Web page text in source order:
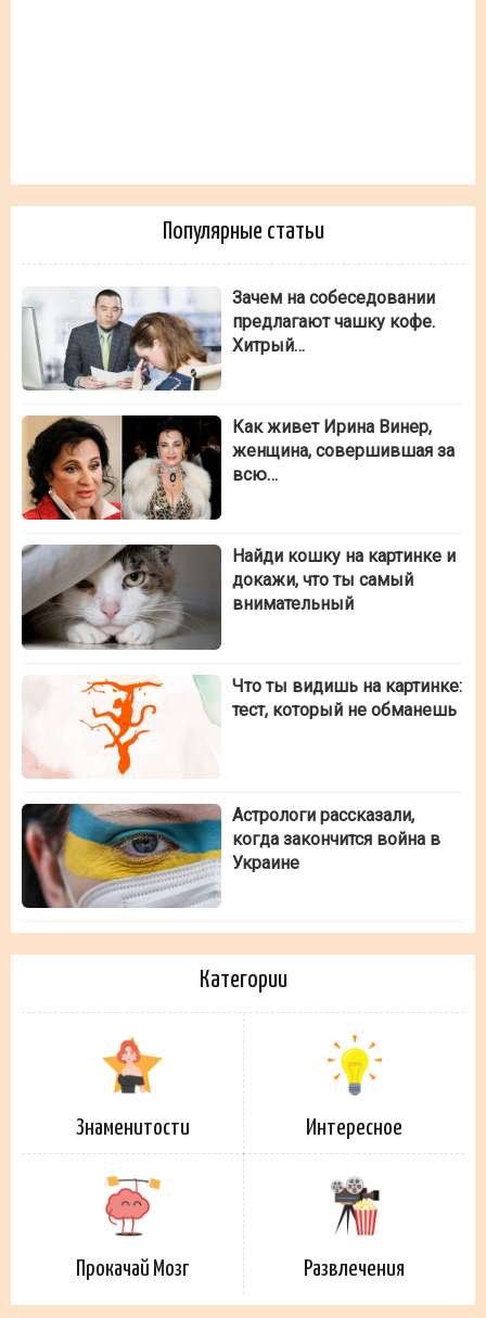
Популярные статьи
Зачем на собеседовании
предлагают чашку кофе.
Хитрый…
Как живет Ирина Винер,
женщина, совершившая за
всю…
Найди кошку на картинке и
докажи, что ты самый
внимательный
Что ты видишь на картинке:
тест, который не обманешь
Астрологи рассказали,
когда закончится война в
Украине
Категории
Знаменитости Интересное
Прокачай Мозг Развлечения